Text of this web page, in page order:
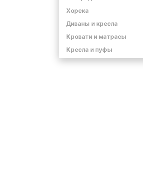
Хорека
Диваны и кресла
Кровати и матрасы
Кресла и пуфы